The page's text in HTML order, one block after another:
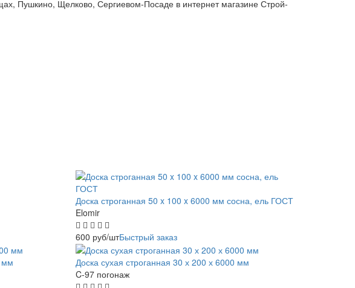
Пушкино, Щелково, Сергиевом-Посаде в интернет магазине Строй-
Доска строганная 50 x 100 x 6000 мм сосна, ель ГОСТ
Elomir
600 руб/штБыстрый заказ
мм
Доска сухая строганная 30 х 200 х 6000 мм
C-97 погонаж